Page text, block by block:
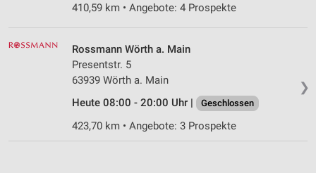
410,59 km • Angebote: 4 Prospekte
❯
Rossmann Wörth a. Main
Presentstr. 5
63939 Wörth a. Main
Heute 08:00 - 20:00 Uhr |
Geschlossen
423,70 km • Angebote: 3 Prospekte